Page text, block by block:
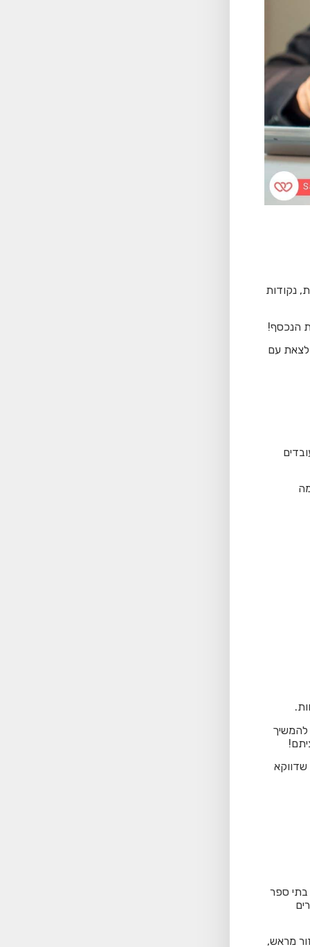
נקודות
הנכסף!
עם
להמשיך
שדווקא
בתי ספר
מראש,